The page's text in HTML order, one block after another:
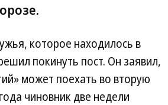
которое находилось в
покинуть пост. Он заявил,
может поехать во вторую
чиновник две недели